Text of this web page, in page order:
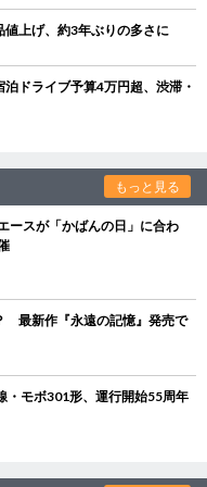
上げ、約3年ぶりの多さに
ドライブ予算4万円超、渋滞・
もっと見る
スが「かばんの日」に合わ
最新作『永遠の記憶』発売で
モボ301形、運行開始55周年